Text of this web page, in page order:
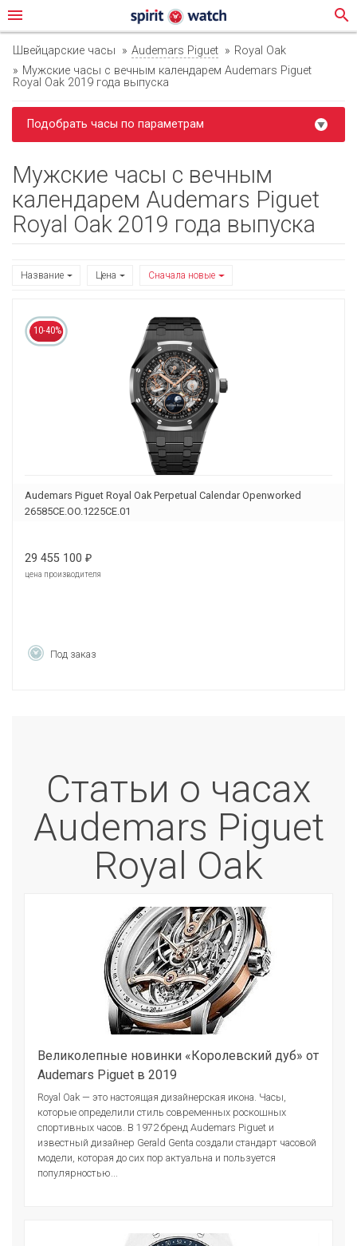
menu search
Швейцарские часы Audemars Piguet
Royal Oak
Мужские часы с вечным календарем Audemars Piguet
Royal Oak 2019 года выпуска
Подобрать часы по параметрам
Мужские часы с вечным
календарем Audemars Piguet
Royal Oak 2019 года выпуска
Название Цена Сначала новые
10-40%
Audemars Piguet Royal Oak Perpetual Calendar Openworked
26585CE.OO.1225CE.01
29 455 100 ₽
цена производителя
Под заказ
Статьи о часах
Audemars Piguet
Royal Oak
Великолепные новинки «Королевский дуб» от
Audemars Piguet в 2019
Royal Oak — это настоящая дизайнерская икона. Часы,
которые определили стиль современных роскошных
спортивных часов. В 1972 бренд Audemars Piguet и
известный дизайнер Gerald Genta создали стандарт часовой
модели, которая до сих пор актуальна и пользуется
популярностью...